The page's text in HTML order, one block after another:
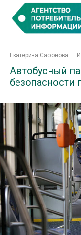
Екатерина Сафонова ·
Автобусный
безопасности